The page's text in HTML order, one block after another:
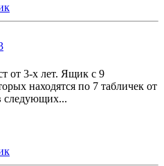
от 3-х лет. Ящик с 9
находятся по 7 табличек от
следующих...